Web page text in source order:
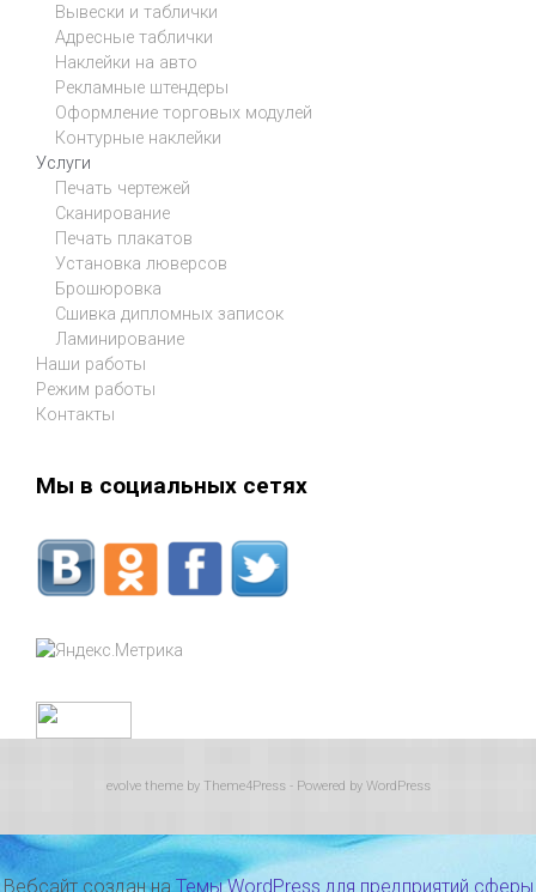
Вывески и таблички
Адресные таблички
Наклейки на авто
Рекламные штендеры
Оформление торговых модулей
Контурные наклейки
Услуги
Печать чертежей
Сканирование
Печать плакатов
Установка люверсов
Брошюровка
Сшивка дипломных записок
Ламинирование
Наши работы
Режим работы
Контакты
Мы в социальных сетях
evolvetheme by Theme4Press - Powered by WordPress
Вебсайт создан на Темы WordPress для предприятий сферы